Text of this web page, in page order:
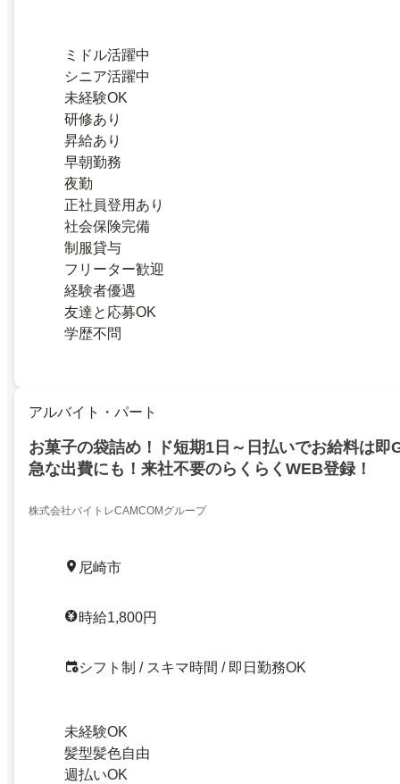
ミドル活躍中
シニア活躍中
未経験OK
研修あり
昇給あり
早朝勤務
夜勤
正社員登用あり
社会保険完備
制服貸与
フリーター歓迎
経験者優遇
友達と応募OK
学歴不問
アルバイト・パート
お菓子の袋詰め！ド短期1日～日払いでお給料は即
急な出費にも！来社不要のらくらくWEB登録！
株式会社バイトレCAMCOMグループ
尼崎市
時給1,800円
シフト制 / スキマ時間 / 即日勤務OK
未経験OK
髪型髪色自由
週払いOK